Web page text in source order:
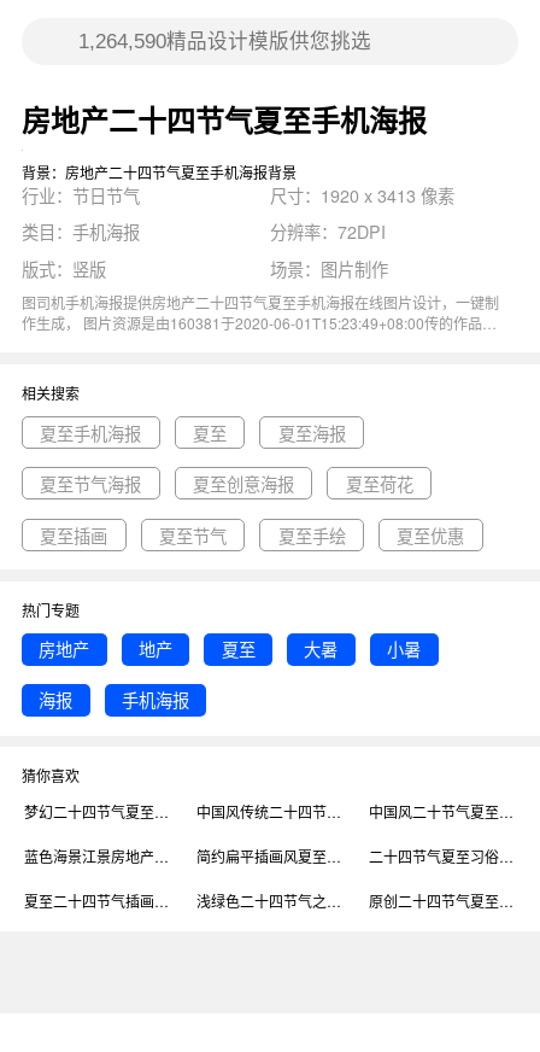
房地产二十四节气夏至手机海报
背景：房地产二十四节气夏至手机海报背景
行业：节日节气
尺寸：1920 x 3413 像素
类目：手机海报
分辨率：72DPI
版式：竖版
场景：图片制作
图司机手机海报提供房地产二十四节气夏至手机海报在线图片设计，一键制
作生成， 图片资源是由160381于2020-06-01T15:23:49+08:00传的作品。
产, 小暑主题。 主要用于节日节气行业，为您推荐与房地产二十四节气夏至
手机海报相关的专题夏至手机海报, 夏至, 夏至海报等优质图片模板资源。
相关搜索
夏至手机海报 夏至 夏至海报
夏至节气海报 夏至创意海报 夏至荷花
夏至插画 夏至节气 夏至手绘 夏至优惠
热门专题
房地产 地产 夏至 大暑 小暑
海报 手机海报
猜你喜欢
梦幻二十四节气夏至房地产手机海报
中国风传统二十四节气房地产大暑夏至海报 中国风二十节气夏至房地产手机海报
蓝色海景江景房地产夏至节气手机海报 简约扁平插画风夏至房地产借势手机海报 二十四节气夏至习俗小百科手机海报
夏至二十四节气插画手机海报配图 浅绿色二十四节气之夏至手机海报 原创二十四节气夏至简约手机海报